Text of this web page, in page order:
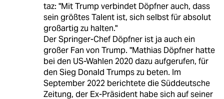
taz: "Mit Trump verbindet Döpfner auch, dass
sein größtes Talent ist, sich selbst für absolut
großartig zu halten."
Der Springer-Chef Döpfner ist ja auch ein
großer Fan von Trump. "Mathias Döpfner hatte
bei den US-Wahlen 2020 dazu aufgerufen, für
den Sieg Donald Trumps zu beten. Im
September 2022 berichtete die Süddeutsche
Zeitung, der Ex-Präsident habe sich auf seiner